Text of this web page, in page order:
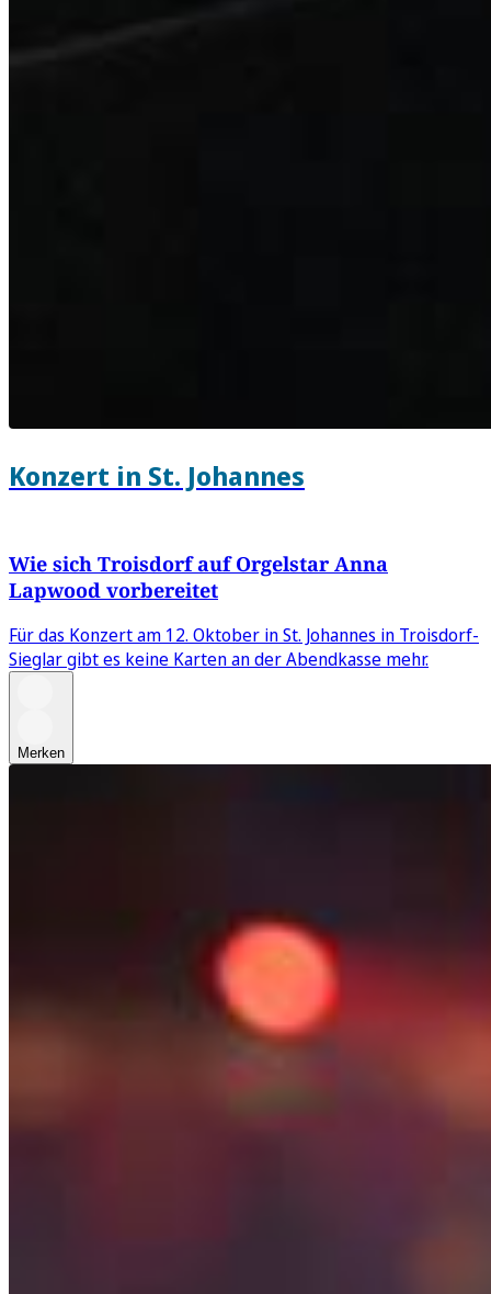
Konzert in St. Johannes
Wie sich Troisdorf auf Orgelstar Anna
Lapwood vorbereitet
Für das Konzert am 12. Oktober in St. Johannes in Troisdorf-
Sieglar gibt es keine Karten an der Abendkasse mehr.
Merken